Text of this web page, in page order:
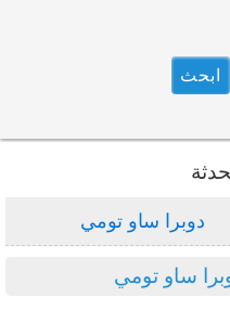
دوبرا ساو تومي
ساو تومي